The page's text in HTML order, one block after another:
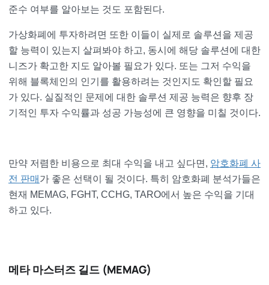
준수 여부를 알아보는 것도 포함된다.
가상화폐에 투자하려면 또한 이들이 실제로 솔루션을 제공
할 능력이 있는지 살펴봐야 하고, 동시에 해당 솔루션에 대한
니즈가 확고한 지도 알아볼 필요가 있다. 또는 그저 수익을
위해 블록체인의 인기를 활용하려는 것인지도 확인할 필요
가 있다. 실질적인 문제에 대한 솔루션 제공 능력은 향후 장
기적인 투자 수익률과 성공 가능성에 큰 영향을 미칠 것이다.
만약 저렴한 비용으로 최대 수익을 내고 싶다면, 암호화폐 사
전 판매 가 좋은 선택이 될 것이다. 특히 암호화폐 분석가들은
현재 MEMAG, FGHT, CCHG, TARO에서 높은 수익을 기대
하고 있다.
메타 마스터즈 길드 (MEMAG)